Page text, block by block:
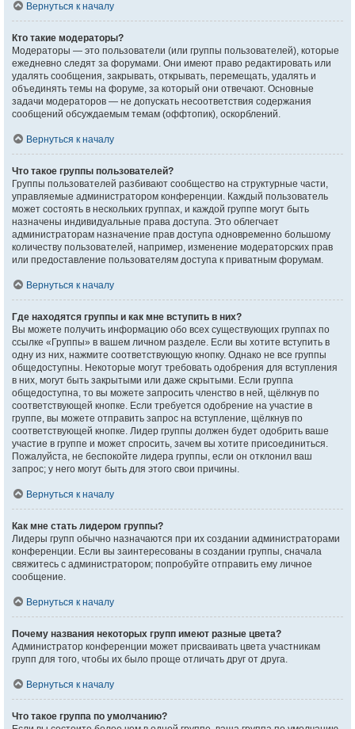
Вернуться к началу
Кто такие модераторы?
Модераторы — это пользователи (или группы пользователей), которые
ежедневно следят за форумами. Они имеют право редактировать или
удалять сообщения, закрывать, открывать, перемещать, удалять и
объединять темы на форуме, за который они отвечают. Основные
задачи модераторов — не допускать несоответствия содержания
сообщений обсуждаемым темам (оффтопик), оскорблений.
Вернуться к началу
Что такое группы пользователей?
Группы пользователей разбивают сообщество на структурные части,
управляемые администратором конференции. Каждый пользователь
может состоять в нескольких группах, и каждой группе могут быть
назначены индивидуальные права доступа. Это облегчает
администраторам назначение прав доступа одновременно большому
количеству пользователей, например, изменение модераторских прав
или предоставление пользователям доступа к приватным форумам.
Вернуться к началу
Где находятся группы и как мне вступить в них?
Вы можете получить информацию обо всех существующих группах по
ссылке «Группы» в вашем личном разделе. Если вы хотите вступить в
одну из них, нажмите соответствующую кнопку. Однако не все группы
общедоступны. Некоторые могут требовать одобрения для вступления
в них, могут быть закрытыми или даже скрытыми. Если группа
общедоступна, то вы можете запросить членство в ней, щёлкнув по
соответствующей кнопке. Если требуется одобрение на участие в
группе, вы можете отправить запрос на вступление, щёлкнув по
соответствующей кнопке. Лидер группы должен будет одобрить ваше
участие в группе и может спросить, зачем вы хотите присоединиться.
Пожалуйста, не беспокойте лидера группы, если он отклонил ваш
запрос; у него могут быть для этого свои причины.
Вернуться к началу
Как мне стать лидером группы?
Лидеры групп обычно назначаются при их создании администраторами
конференции. Если вы заинтересованы в создании группы, сначала
свяжитесь с администратором; попробуйте отправить ему личное
сообщение.
Вернуться к началу
Почему названия некоторых групп имеют разные цвета?
Администратор конференции может присваивать цвета участникам
групп для того, чтобы их было проще отличать друг от друга.
Вернуться к началу
Что такое группа по умолчанию?